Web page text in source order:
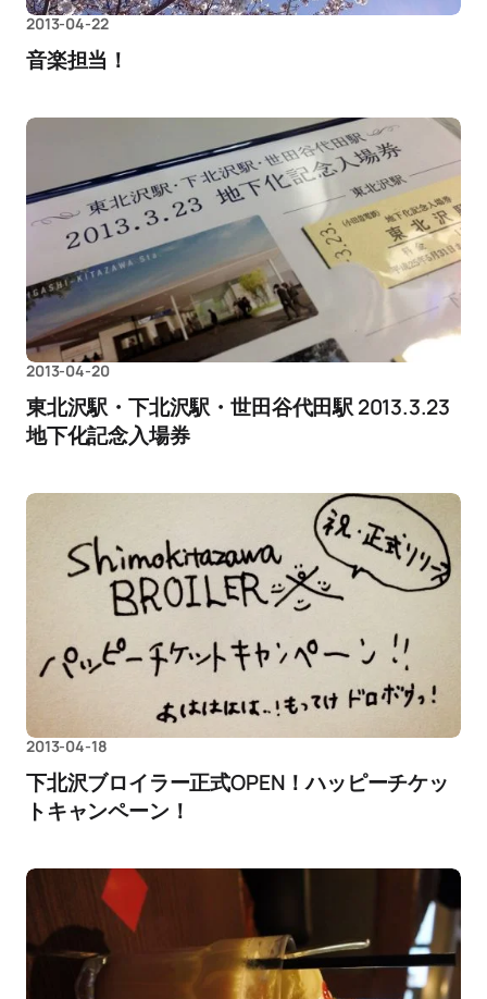
2013-04-22
音楽担当！
2013-04-20
東北沢駅・下北沢駅・世田谷代田駅 2013.3.23
地下化記念入場券
2013-04-18
下北沢ブロイラー正式OPEN！ハッピーチケッ
トキャンペーン！